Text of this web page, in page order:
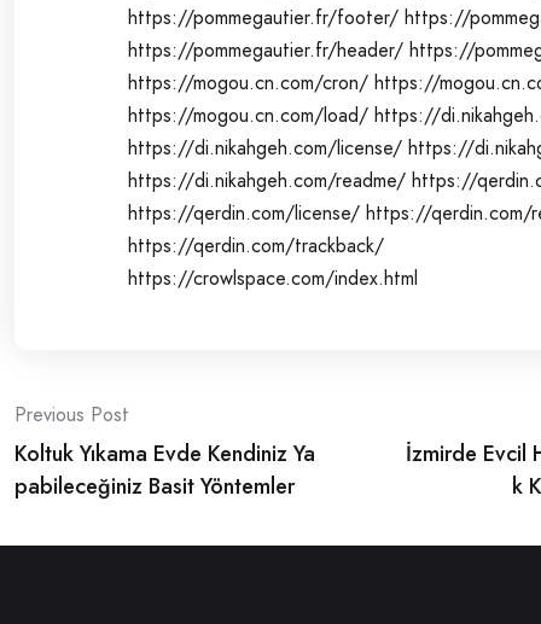
https://pommegautier.fr/footer/ https://
https://pommegautier.fr/header/ https://
https://mogou.cn.com/cron/ https://
https://mogou.cn.com/load/ https://
https://di.nikahgeh.com/license/ https://
https://di.nikahgeh.com/readme/ https://
https://qerdin.com/license/ https://qerdin.com/
https://qerdin.com/trackback/
https://crowlspace.com/index.html
Post
navigation
Previous Post
Koltuk Yıkama Evde Kendiniz Ya
pabileceğiniz Basit Yöntemler
İzmirde Evcil
k